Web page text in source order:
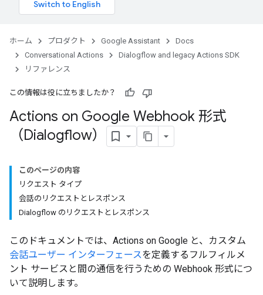
ホーム プロダクト Google Assistant
Docs
Conversational Actions
Dialogflow and legacy Actions SDK
リファレンス
この情報は役に立ちましたか？
Actions on Google Webhook 形式
（Dialogflow）
このページの内容
リクエスト タイプ
会話のリクエストとレスポンス
Dialogflow のリクエストとレスポンス
このドキュメントでは、Actions on Google と、カスタム
会話ユーザー インターフェースを定義するフルフィルメ
ント サービスと間の通信を行うための Webhook 形式につ
いて説明します。